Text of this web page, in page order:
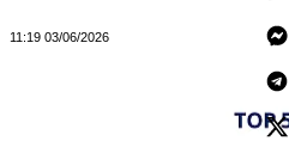
11:19 03/06/2026